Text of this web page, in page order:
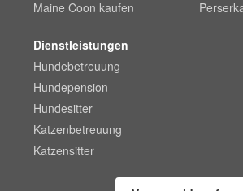
Maine Coon kaufen
Dienstleistungen
Hundebetreuung
Hundepension
Hundesitter
Katzenbetreuung
Katzensitter